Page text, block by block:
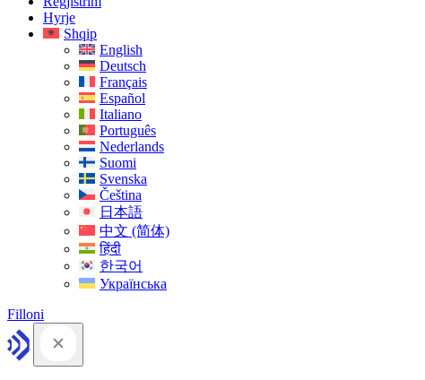
Hyrje
Shqip
English
Deutsch
Français
Español
Italiano
Português
Nederlands
Suomi
Svenska
Čeština
日本語
中文 (简体)
हिंदी
한국어
Українська
Filloni